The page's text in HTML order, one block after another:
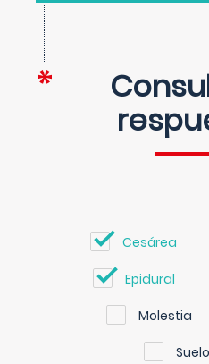
Cesárea
Epidural
Molestia